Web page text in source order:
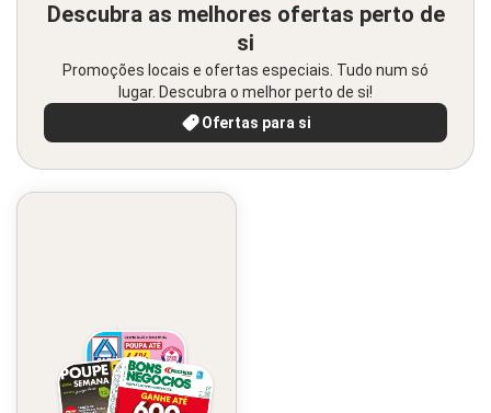
Descubra as melhores ofertas perto de
si
Promoções locais e ofertas especiais. Tudo num só
lugar. Descubra o melhor perto de si!
Ofertas para si